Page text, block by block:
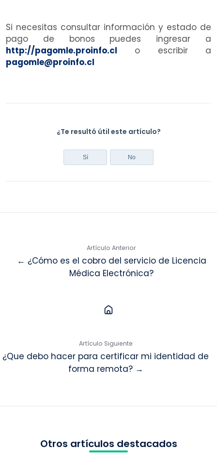
Si necesitas consultar información y estado de
pago de bonos puedes ingresar a
http://pagomle.proinfo.cl o escribir a
pagomle@proinfo.cl
¿Te resultó útil este artículo?
Sí No
Artículo Anterior
← ¿Cómo es el cobro del servicio de Licencia
Médica Electrónica?
Artículo Siguiente
¿Que debo hacer para certificar mi identidad de
forma remota? →
Otros artículos destacados